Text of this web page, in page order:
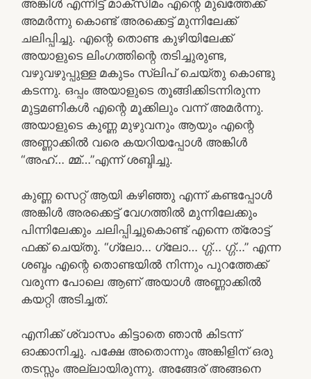
അങ്കിൾ എന്നിട്ട് മാക്സിമം എന്റെ മുഖത്തേക്ക്
അമർന്നു കൊണ്ട് അരക്കെട്ട് മുന്നിലേക്ക്
ചലിപ്പിച്ചു. എന്റെ തൊണ്ട കുഴിയിലേക്ക്
അയാളുടെ ലിംഗത്തിന്റെ തടിച്ചുരുണ്ട,
വഴുവഴുപ്പുള്ള മകുടം സ്ലിപ് ചെയ്തു കൊണ്ടു
കടന്നു. ഒപ്പം അയാളുടെ തൂങ്ങിക്കിടന്നിരുന്ന
മുട്ടമണികൾ എന്റെ മൂക്കിലും വന്ന് അമർന്നു.
അയാളുടെ കുണ്ണ മുഴുവനും ആയും എന്റെ
അണ്ണാക്കിൽ വരെ കയറിയപ്പോൾ അങ്കിൾ
“അഹ്… മ്മ്…”എന്ന് ശബ്ദിച്ചു.
കുണ്ണ സെറ്റ് ആയി കഴിഞ്ഞു എന്ന് കണ്ടപ്പോൾ
അങ്കിൾ അരക്കെട്ട് വേഗത്തിൽ മുന്നിലേക്കും
പിന്നിലേക്കും ചലിപ്പിച്ചുകൊണ്ട് എന്നെ ത്രോട്ട്
ഫക്ക് ചെയ്തു. “ഗ്ലോ… ഗ്ലോ… ഗ്ഗ്… ഗ്ഗ്…” എന്ന
ശബ്ദം എന്റെ തൊണ്ടയിൽ നിന്നും പുറത്തേക്ക്
വരുന്ന പോലെ ആണ് അയാൾ അണ്ണാക്കിൽ
കയറ്റി അടിച്ചത്.
എനിക്ക് ശ്വാസം കിട്ടാതെ ഞാൻ കിടന്ന്
ഓക്കാനിച്ചു. പക്ഷേ അതൊന്നും അങ്കിളിന് ഒരു
തടസ്സം അല്ലായിരുന്നു. അങ്ങേര് അങ്ങനെ